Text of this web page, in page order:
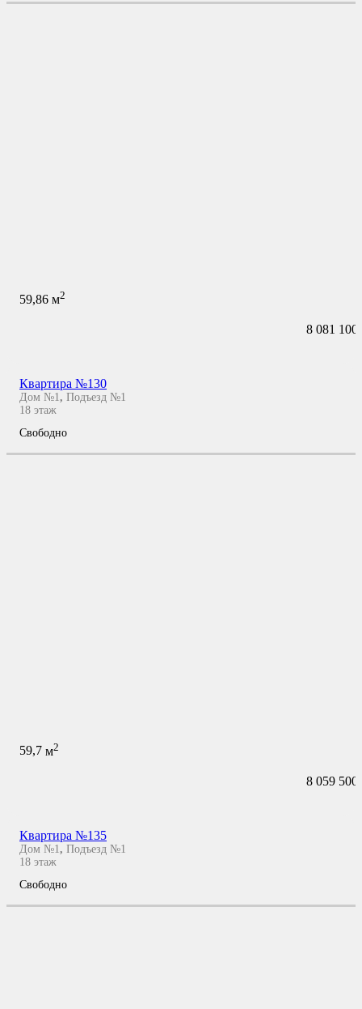
59,86 м2
8 081 100
Квартира №130
Дом №1, Подъезд №1
18 этаж
Свободно
59,7 м2
8 059 500
Квартира №135
Дом №1, Подъезд №1
18 этаж
Свободно